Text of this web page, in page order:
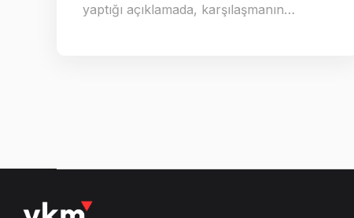
yaptığı açıklamada, karşılaşmanın…